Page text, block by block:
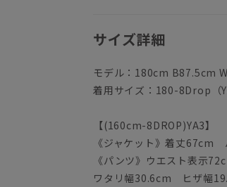
サイズ詳細
モデル：180cm B87.5cm
着用サイズ：180-8Drop（
【(160cm-8DROP)YA3】
《ジャケット》着丈
《パンツ》ウエスト表
ワタリ幅30.6cm ヒザ幅